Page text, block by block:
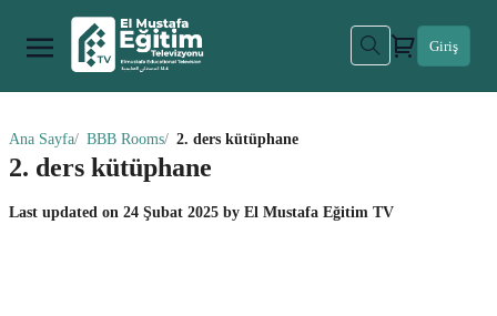
Giriş
Ana Sayfa BBB Rooms 2. ders kütüphane
2. ders kütüphane
Last updated on 24 Şubat 2025 by El Mustafa Eğitim TV